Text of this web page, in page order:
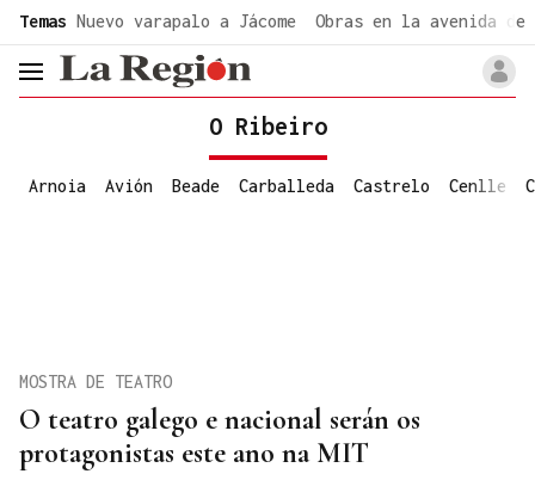
Temas Nuevo varapalo a Jácome Obras en la avenida de
header.menu.open
O Ribeiro
Arnoia Avión Beade Carballeda Castrelo Cenlle
O teatro galego e nacional serán os
protagonistas este ano na MIT
MOSTRA DE TEATRO